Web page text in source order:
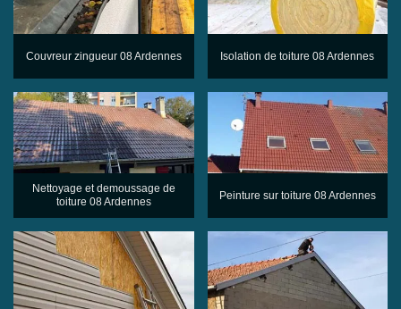
Couvreur zingueur 08 Ardennes Isolation de toiture 08 Ardennes
Nettoyage et demoussage de
toiture 08 Ardennes
Peinture sur toiture 08 Ardennes